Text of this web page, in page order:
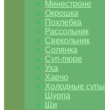
Минестроне
Окрошка
Похлебка
Рассольник
Свекольник
Солянка
Суп-пюре
Уха
Харчо
Холодные супы
Шурпа
Щи